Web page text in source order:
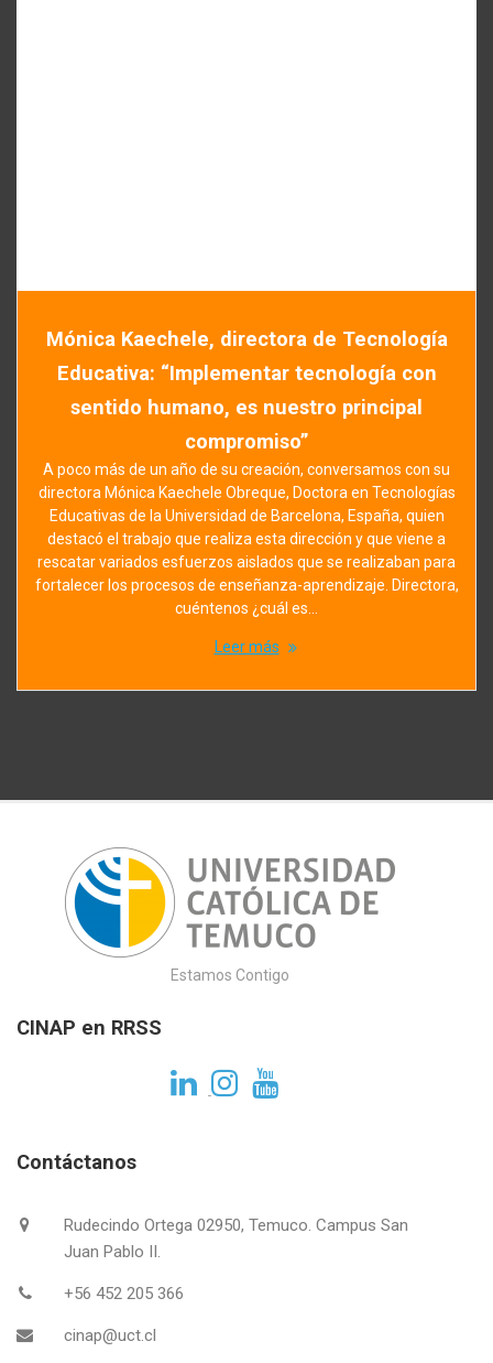
Mónica Kaechele, directora de Tecnología
Educativa: “Implementar tecnología con
sentido humano, es nuestro principal
compromiso”
A poco más de un año de su creación, conversamos con su
directora Mónica Kaechele Obreque, Doctora en Tecnologías
Educativas de la Universidad de Barcelona, España, quien
destacó el trabajo que realiza esta dirección y que viene a
rescatar variados esfuerzos aislados que se realizaban para
fortalecer los procesos de enseñanza-aprendizaje. Directora,
cuéntenos ¿cuál es…
Leer más
Estamos Contigo
CINAP en RRSS
Contáctanos
Rudecindo Ortega 02950, Temuco. Campus San
Juan Pablo II.
+56 452 205 366
cinap@uct.cl